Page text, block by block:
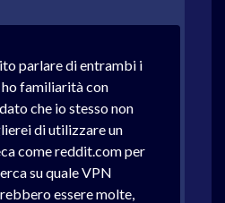
parlare di entrambi i
familiarità con
che io stesso non
di utilizzare un
come reddit.com per
su quale VPN
essere molte,